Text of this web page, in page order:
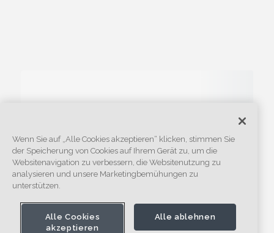
Wenn Sie auf „Alle Cookies akzeptieren“ klicken, stimmen Sie
der Speicherung von Cookies auf Ihrem Gerät zu, um die
Websitenavigation zu verbessern, die Websitenutzung zu
analysieren und unsere Marketingbemühungen zu
unterstützen.
Alle Cookies
akzeptieren
Alle ablehnen